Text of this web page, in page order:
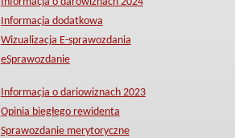
Informacja dodatkowa
Wizualizacja E-sprawozdania
eSprawozdanie
Informacja o dariowiznach 2023
Opinia biegłego rewidenta
Sprawozdanie merytoryczne